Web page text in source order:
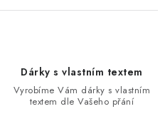
Dárky s vlastním textem
Vyrobíme Vám dárky s vlastním
textem dle Vašeho přání